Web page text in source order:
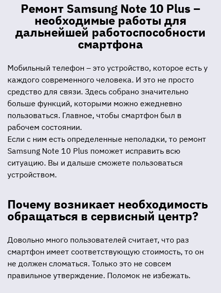
Ремонт Samsung Note 10 Plus –
необходимые работы для
дальнейшей работоспособности
смартфона
Мобильный телефон – это устройство, которое есть у
каждого современного человека. И это не просто
средство для связи. Здесь собрано значительно
больше функций, которыми можно ежедневно
пользоваться. Главное, чтобы смартфон был в
рабочем состоянии.
Если с ним есть определенные неполадки, то ремонт
Samsung Note 10 Plus поможет исправить всю
ситуацию. Вы и дальше сможете пользоваться
устройством.
Почему возникает необходимость
обращаться в сервисный центр?
Довольно много пользователей считает, что раз
смартфон имеет соответствующую стоимость, то он
не должен сломаться. Только это не совсем
правильное утверждение. Поломок не избежать.